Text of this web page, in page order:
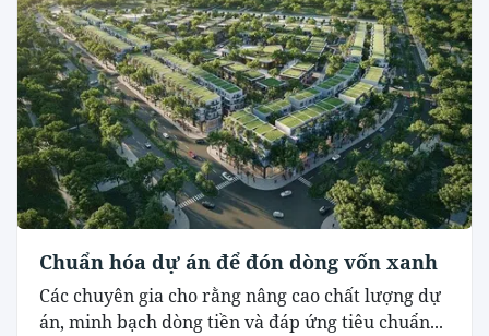
Chuẩn hóa dự án để đón dòng vốn xanh
Các chuyên gia cho rằng nâng cao chất lượng dự
án, minh bạch dòng tiền và đáp ứng tiêu chuẩn...